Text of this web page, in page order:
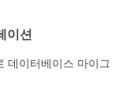
이션
데이터베이스 마이그